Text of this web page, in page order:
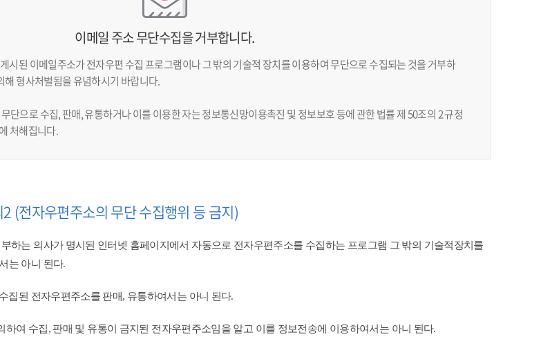
이메일 주소 무단수집을 거부합니다.
시된 이메일주소가 전자우편 수집 프로그램이나 그 밖의 기술적 장치를 이용하여 무단으로 수집되는 것을 거부하
해 형사처벌됨을 유념하시기 바랍니다.
단으로 수집, 판매, 유통하거나 이를 이용한 자는 정보통신망이용촉진 및 정보보호 등에 관한 법률 제 50조의 2 규정
처해집니다.
(전자우편주소의 무단 수집행위 등 금지)
하는 의사가 명시된 인터넷 홈페이지에서 자동으로 전자우편주소를 수집하는 프로그램 그 밖의 기술적장치를
는 아니 된다.
집된 전자우편주소를 판매, 유통하여서는 아니 된다.​
하여 수집, 판매 및 유통이 금지된 전자우편주소임을 알고 이를 정보전송에 이용하여서는 아니 된다.